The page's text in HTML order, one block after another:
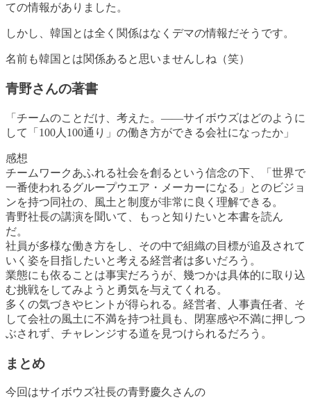
ての情報がありました。
しかし、 韓国とは全く関係はなくデマの情報だそうです。
名前も韓国とは関係あると思いませんしね（笑）
青野さんの著書
「 チームのことだけ、考えた。――サイボウズはどのように
して「100人100通り」の働き方ができる会社になったか 」
感想
チームワークあふれる社会を創るという信念の下、「世界で
一番使われるグループウエア・メーカーになる」とのビジョ
ンを持つ同社の、風土と制度が非常に良く理解できる。
青野社長の講演を聞いて、もっと知りたいと本書を読ん
だ。
社員が多様な働き方をし、その中で組織の目標が追及されて
いく姿を目指したいと考える経営者は多いだろう。
業態にも依ることは事実だろうが、幾つかは具体的に取り込
む挑戦をしてみようと勇気を与えてくれる。
多くの気づきやヒントが得られる。経営者、人事責任者、そ
して会社の風土に不満を持つ社員も、閉塞感や不満に押しつ
ぶされず、チャレンジする道を見つけられるだろう。
まとめ
今回はサイボウズ社長の青野慶久さんの